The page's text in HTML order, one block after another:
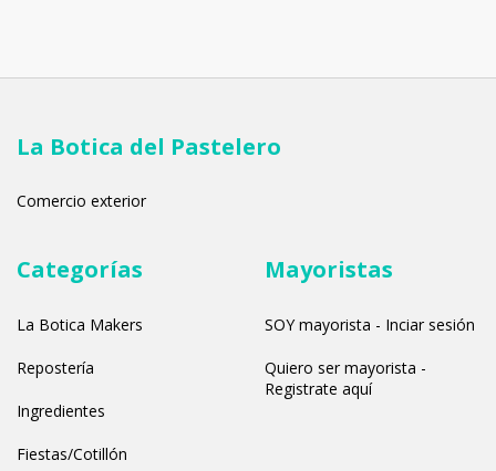
La Botica del Pastelero
Comercio exterior
Categorías
La Botica Makers
Repostería
Ingredientes
Fiestas/Cotillón
Mayoristas
SOY mayorista - Inciar sesión
Quiero ser mayorista -
Registrate aquí